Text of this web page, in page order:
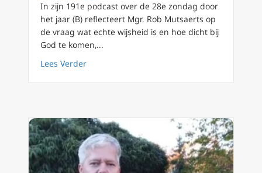
In zijn 191e podcast over de 28e zondag door
het jaar (B) reflecteert Mgr. Rob Mutsaerts op
de vraag wat echte wijsheid is en hoe dicht bij
God te komen,...
Lees Verderabout Wat te doen om echt dicht bij God te